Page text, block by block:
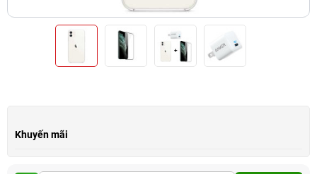
Khuyến mãi